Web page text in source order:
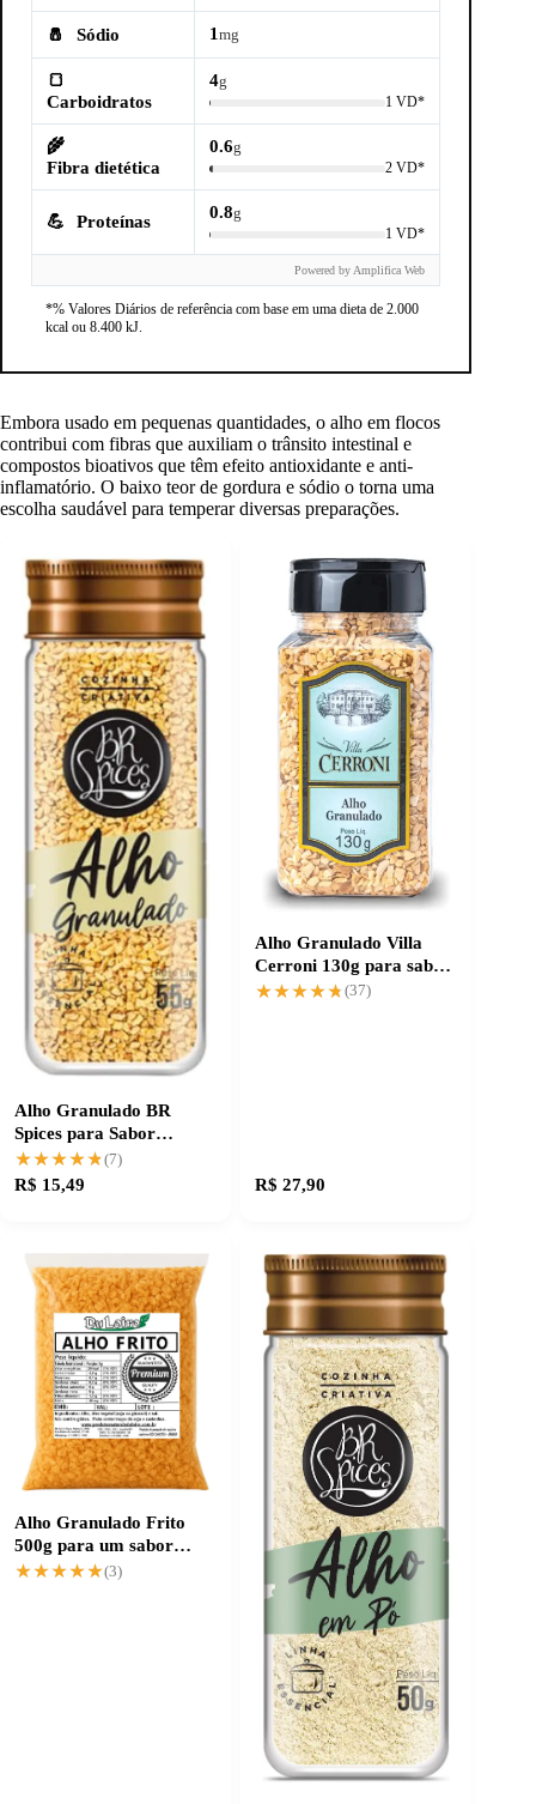
🧂 Sódio 1 mg
🍞
Carboidratos
4g
1 VD*
🌾
Fibra dietética
0.6g
2 VD*
💪 Proteínas 0.8g
1 VD*
Powered by Amplifica Web
*% Valores Diários de referência com base em uma dieta de 2.000
kcal ou 8.400 kJ.
Embora usado em pequenas quantidades, o alho em flocos
contribui com fibras que auxiliam o trânsito intestinal e
compostos bioativos que têm efeito antioxidante e anti-
inflamatório. O baixo teor de gordura e sódio o torna uma
escolha saudável para temperar diversas preparações.
Alho Granulado BR
Spices para Sabor
Sempre na Medida
★★★★★
★★★★★ (7)
R$ 15,49
Alho Granulado Villa
Cerroni 130g para sabor
intenso e prático
★★★★★
★★★★★(37)
R$ 27,90
Alho Granulado Frito
500g para um sabor
intenso e prático
★★★★★
★★★★★(3)